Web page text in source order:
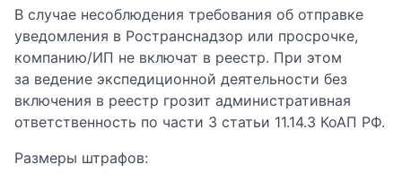
В случае несоблюдения требования об отправке
уведомления в Ространснадзор или просрочке,
компанию/ИП не включат в реестр. При этом
за ведение экспедиционной деятельности без
включения в реестр грозит административная
ответственность по части 3 статьи 11.14.3 КоАП РФ.
Размеры штрафов: